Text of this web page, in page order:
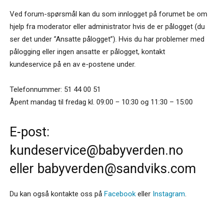
Ved forum-spørsmål kan du som innlogget på forumet be om
hjelp fra moderator eller administrator hvis de er pålogget (du
ser det under “Ansatte pålogget”). Hvis du har problemer med
pålogging eller ingen ansatte er pålogget, kontakt
kundeservice på en av e-postene under.
Telefonnummer: 51 44 00 51
Åpent mandag til fredag kl. 09:00 – 10:30 og 11:30 – 15:00
E-post:
kundeservice@babyverden.no
eller babyverden@sandviks.com
Du kan også kontakte oss på Facebook eller Instagram.